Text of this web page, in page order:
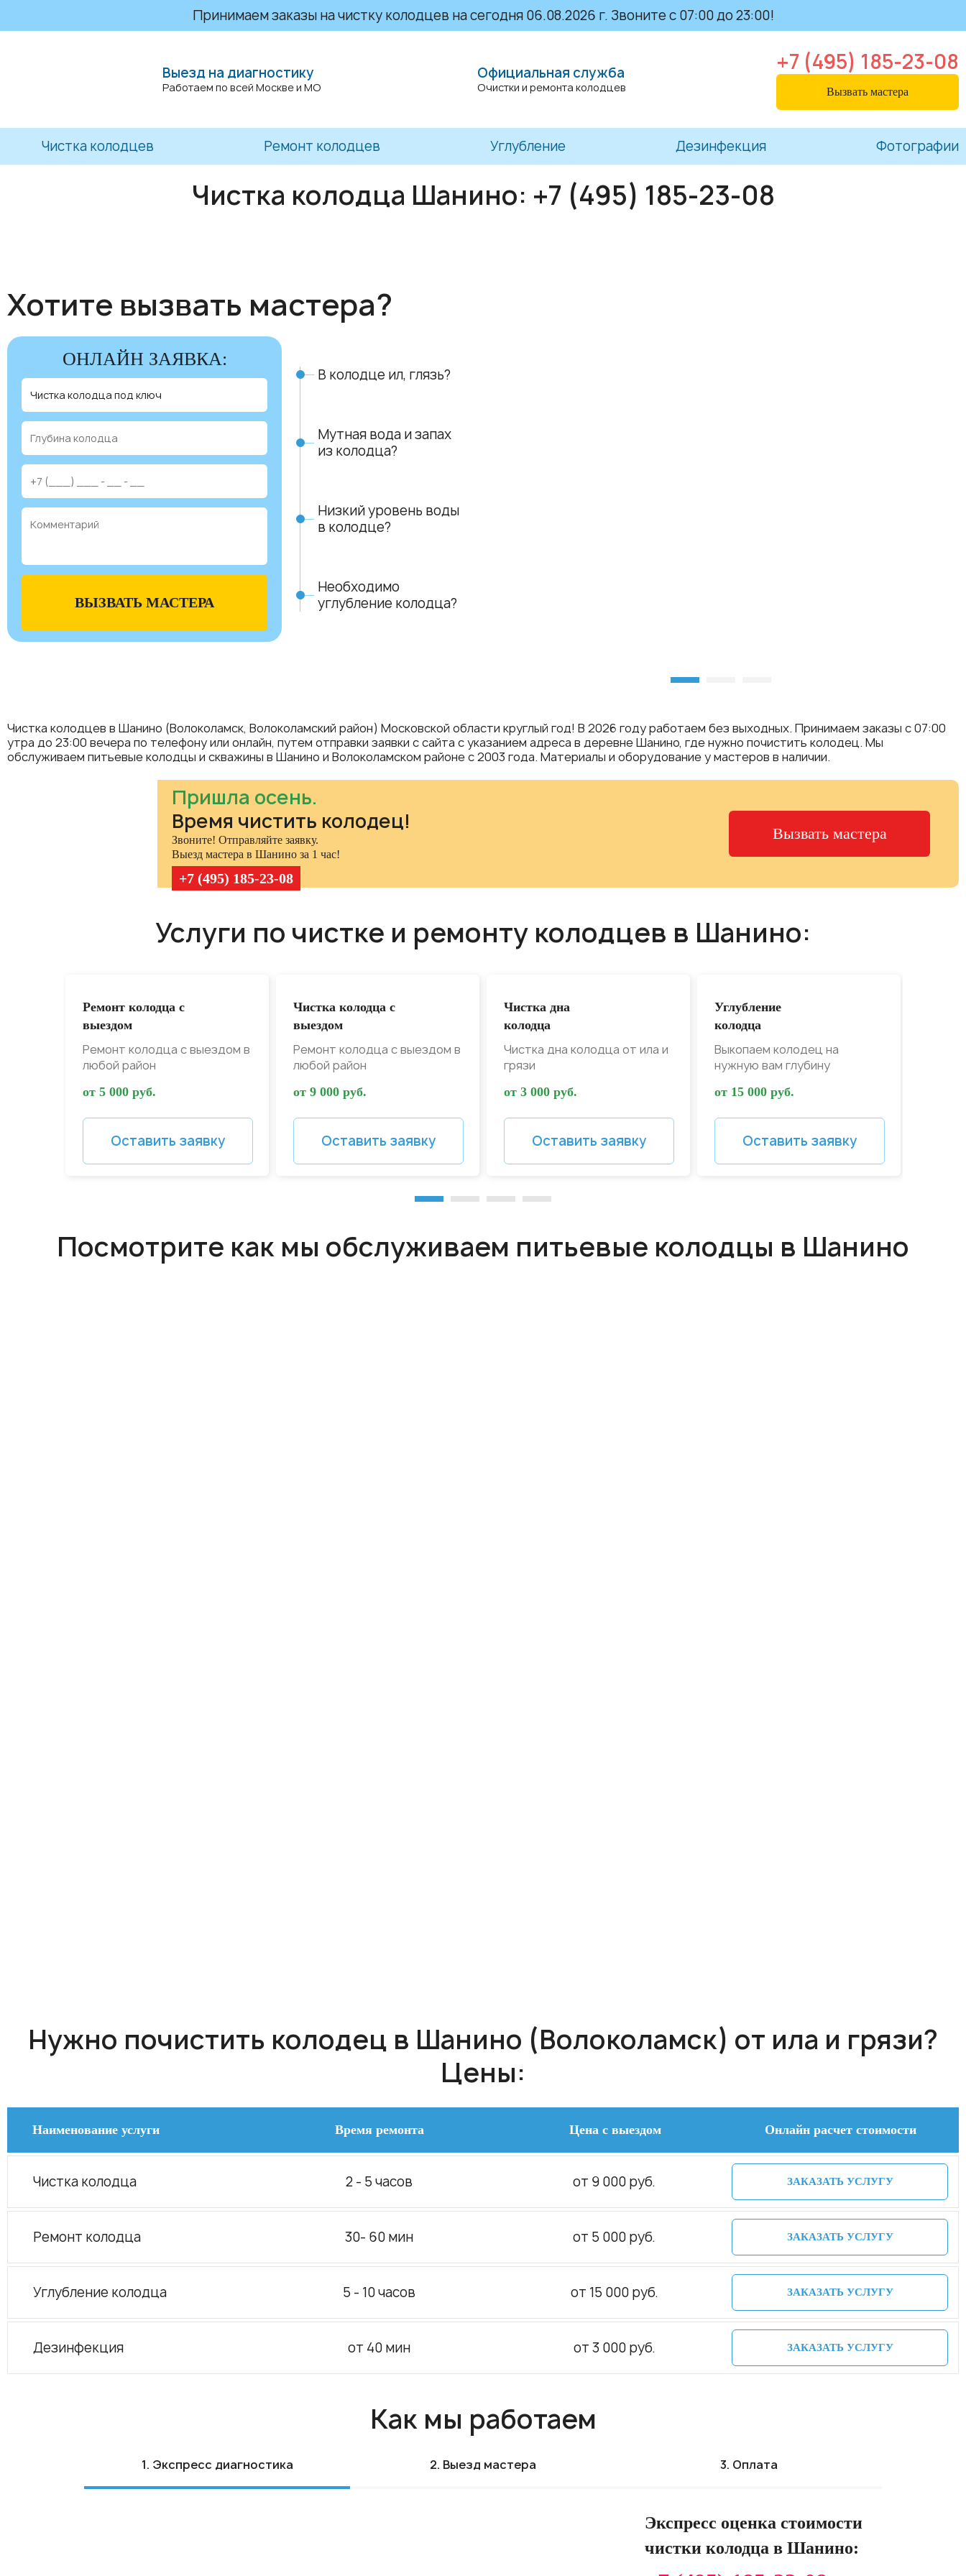
Принимаем заказы на чистку колодцев на сегодня 06.08.2026 г. Звоните с 07:00 до 23:00!
Выезд на диагностику
Работаем по всей Москве и МО
Официальная служба
Очистки и ремонта колодцев
+7 (495) 185-23-08
Вызвать мастера
Чистка колодцев Ремонт колодцев Углубление Дезинфекция Фотографии
Чистка колодца Шанино: +7 (495) 185-23-08
Хотите вызвать мастера?
ОНЛАЙН ЗАЯВКА:
ВЫЗВАТЬ МАСТЕРА
В колодце ил, глязь?
Мутная вода и запах
из колодца?
Низкий уровень воды
в колодце?
Необходимо
углубление колодца?
Чистка колодцев в Шанино (Волоколамск, Волоколамский район) Московской области круглый год! В 2026 году работаем без выходных. Принимаем заказы с 07:00
утра до 23:00 вечера по телефону или онлайн, путем отправки заявки с сайта с указанием адреса в деревне Шанино, где нужно почистить колодец. Мы
обслуживаем питьевые колодцы и скважины в Шанино и Волоколамском районе с 2003 года. Материалы и оборудование у мастеров в наличии.
Пришла осень.
Время чистить колодец!
Звоните! Отправляйте заявку.
Выезд мастера в Шанино за 1 час!
+7 (495) 185-23-08
Вызвать мастера
Услуги по чистке и ремонту колодцев в Шанино:
Ремонт колодца с
выездом
Ремонт колодца с выездом в
любой район
от 5 000 руб.
Оставить заявку
Чистка колодца с
выездом
Ремонт колодца с выездом в
любой район
от 9 000 руб.
Оставить заявку
Чистка дна
колодца
Чистка дна колодца от ила и
грязи
от 3 000 руб.
Оставить заявку
Углубление
колодца
Выкопаем колодец на
нужную вам глубину
от 15 000 руб.
Оставить заявку
Посмотрите как мы обслуживаем питьевые колодцы в Шанино
Нужно почистить колодец в Шанино (Волоколамск) от ила и грязи?
Цены:
Наименование услуги Время ремонта Цена с выездом Онлайн расчет стоимости
Чистка колодца 2 - 5 часов от 9 000 руб. ЗАКАЗАТЬ УСЛУГУ
Ремонт колодца 30- 60 мин от 5 000 руб. ЗАКАЗАТЬ УСЛУГУ
Углубление колодца 5 - 10 часов от 15 000 руб. ЗАКАЗАТЬ УСЛУГУ
Дезинфекция от 40 мин от 3 000 руб. ЗАКАЗАТЬ УСЛУГУ
Как мы работаем
1. Экспресс диагностика 2. Выезд мастера 3. Оплата
Экспресс оценка стоимости
чистки колодца в Шанино: